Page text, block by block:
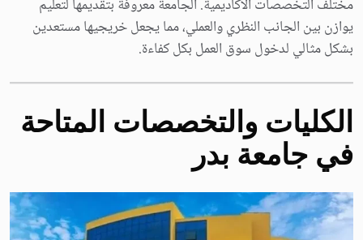
مختلف التخصصات الأكاديمية. الجامعة معروفة بتقديمها لتعليم
يوازن بين الجانب النظري والعملي، مما يجعل خريجيها مستعدين
بشكل مثالي لدخول سوق العمل بكل كفاءة.
الكليات والتخصصات المتاحة
في جامعة بدر